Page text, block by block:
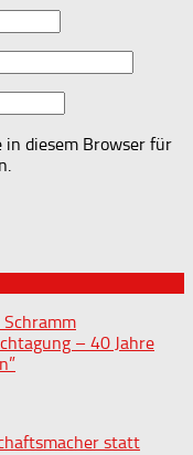
in diesem Browser für
– 40 Jahre
statt